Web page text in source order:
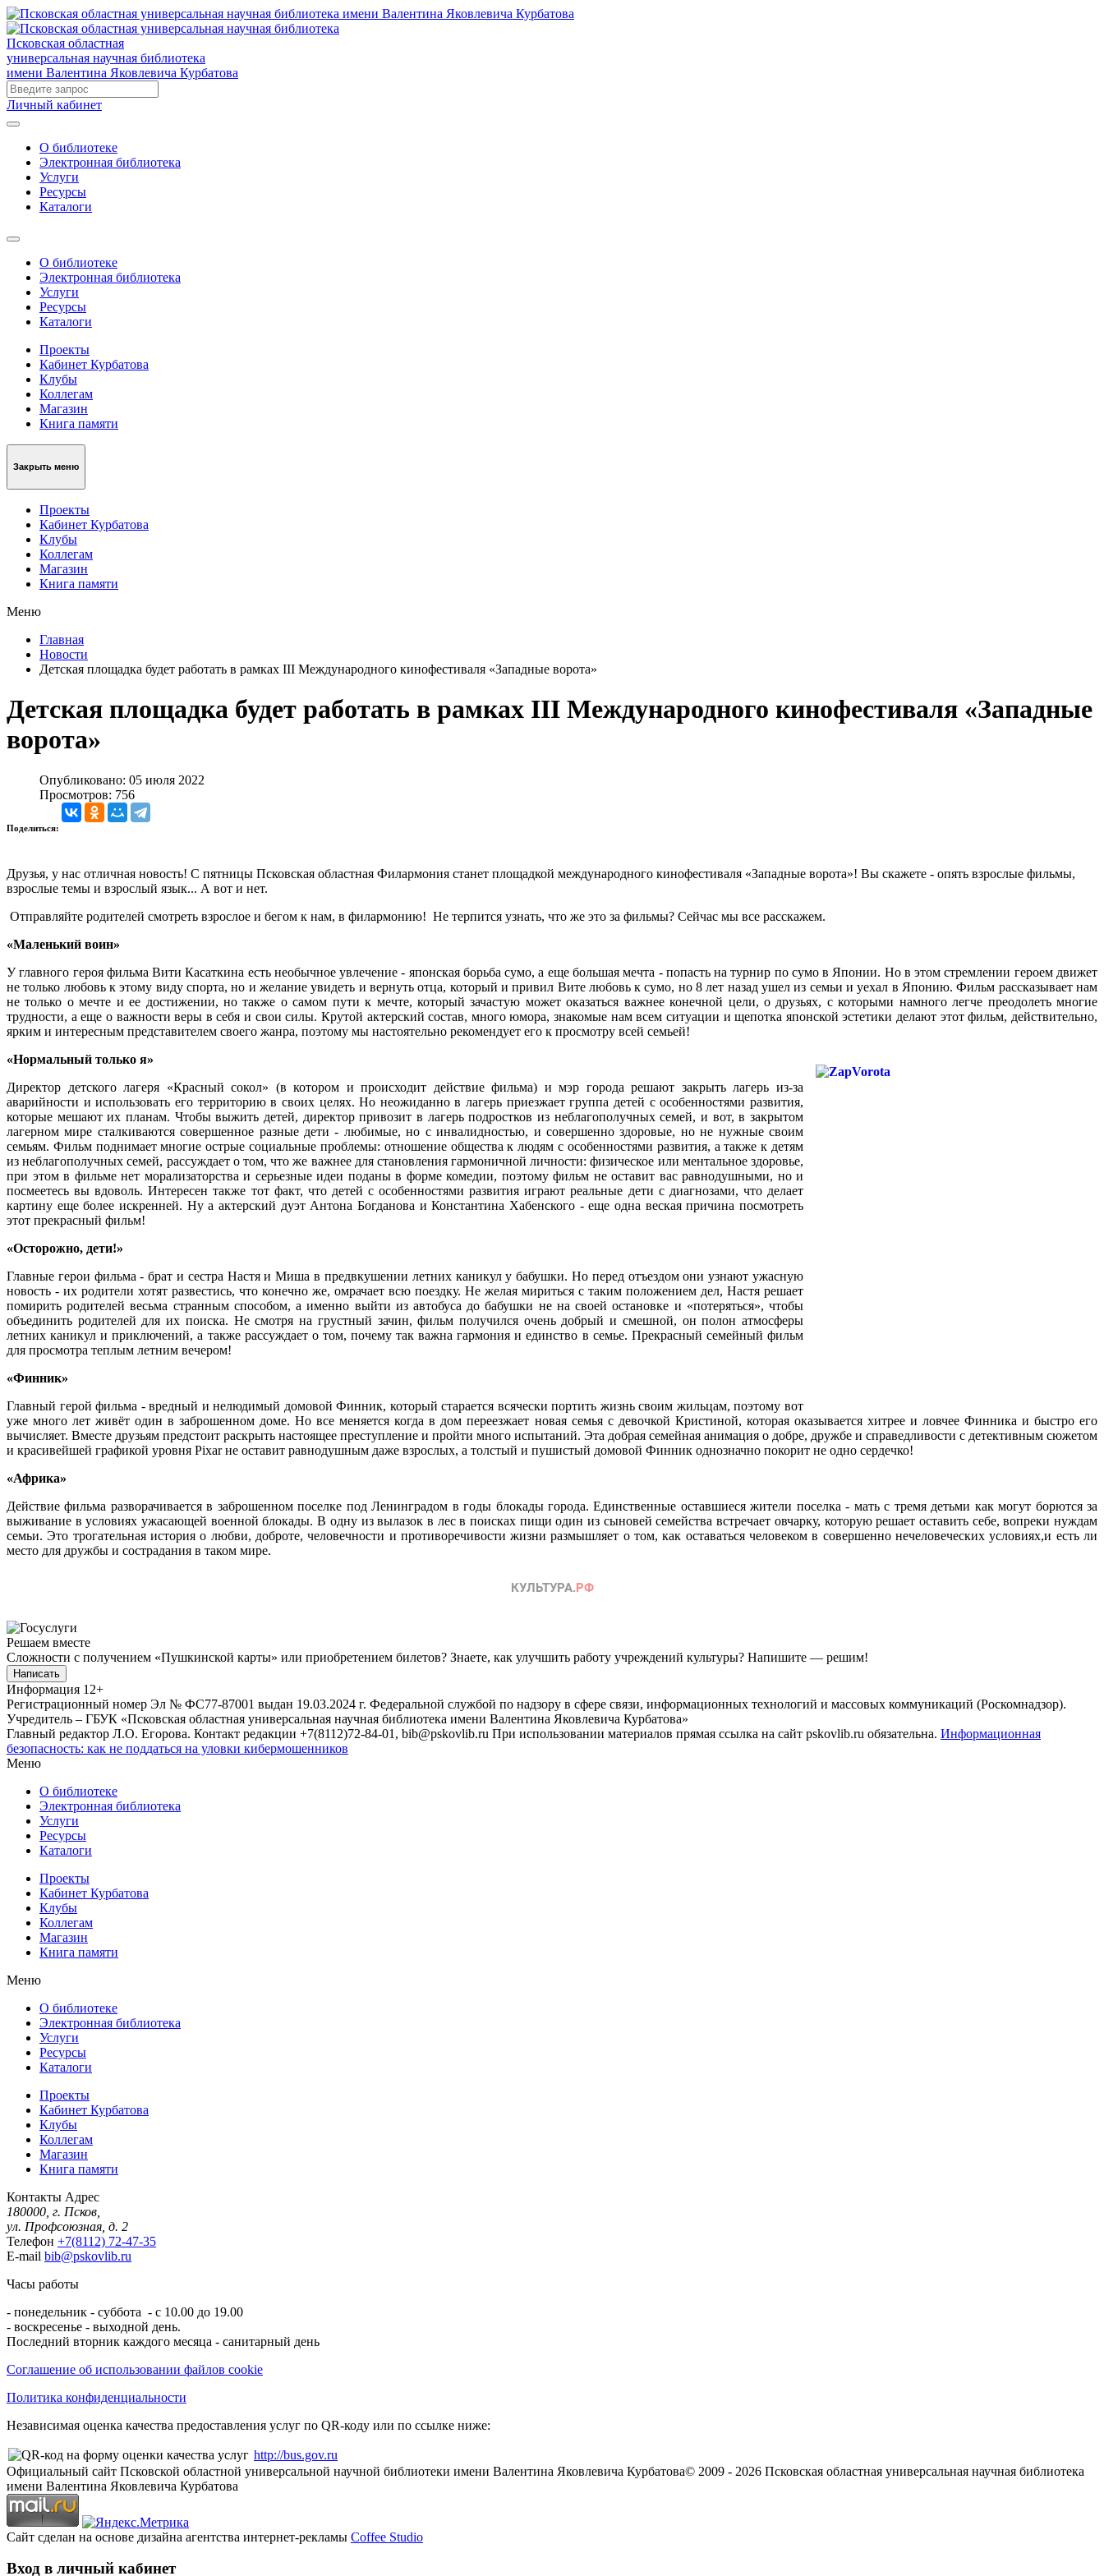
Псковская областная
универсальная научная библиотека
имени Валентина Яковлевича Курбатова
Личный кабинет
О библиотеке
Электронная библиотека
Услуги
Ресурсы
Каталоги
О библиотеке
Электронная библиотека
Услуги
Ресурсы
Каталоги
Проекты
Кабинет Курбатова
Клубы
Коллегам
Магазин
Книга памяти
Закрыть меню
Проекты
Кабинет Курбатова
Клубы
Коллегам
Магазин
Книга памяти
Меню
Главная
Новости
Детская площадка будет работать в рамках III Международного кинофестиваля «Западные ворота»
Детская площадка будет работать в рамках III Международного кинофестиваля «Западные
ворота»
Опубликовано: 05 июля 2022
Просмотров: 756
Поделиться:
Друзья, у нас отличная новость! С пятницы Псковская областная Филармония станет площадкой международного кинофестиваля «Западные ворота»! Вы скажете - опять взрослые фильмы,
взрослые темы и взрослый язык... А вот и нет.
Отправляйте родителей смотреть взрослое и бегом к нам, в филармонию! Не терпится узнать, что же это за фильмы? Сейчас мы все расскажем.
«Маленький воин»
У главного героя фильма Вити Касаткина есть необычное увлечение - японская борьба сумо, а еще большая мечта - попасть на турнир по сумо в Японии. Но в этом стремлении героем движет
не только любовь к этому виду спорта, но и желание увидеть и вернуть отца, который и привил Вите любовь к сумо, но 8 лет назад ушел из семьи и уехал в Японию. Фильм рассказывает нам
не только о мечте и ее достижении, но также о самом пути к мечте, который зачастую может оказаться важнее конечной цели, о друзьях, с которыми намного легче преодолеть многие
трудности, а еще о важности веры в себя и свои силы. Крутой актерский состав, много юмора, знакомые нам всем ситуации и щепотка японской эстетики делают этот фильм, действительно,
ярким и интересным представителем своего жанра, поэтому мы настоятельно рекомендует его к просмотру всей семьей!
«Нормальный только я»
Директор детского лагеря «Красный сокол» (в котором и происходит действие фильма) и мэр города решают закрыть лагерь из-за
аварийности и использовать его территорию в своих целях. Но неожиданно в лагерь приезжает группа детей с особенностями развития,
которые мешают их планам. Чтобы выжить детей, директор привозит в лагерь подростков из неблагополучных семей, и вот, в закрытом
лагерном мире сталкиваются совершенное разные дети - любимые, но с инвалидностью, и совершенно здоровые, но не нужные своим
семьям. Фильм поднимает многие острые социальные проблемы: отношение общества к людям с особенностями развития, а также к детям
из неблагополучных семей, рассуждает о том, что же важнее для становления гармоничной личности: физическое или ментальное здоровье,
при этом в фильме нет морализаторства и серьезные идеи поданы в форме комедии, поэтому фильм не оставит вас равнодушными, но и
посмеетесь вы вдоволь. Интересен также тот факт, что детей с особенностями развития играют реальные дети с диагнозами, что делает
картину еще более искренней. Ну а актерский дуэт Антона Богданова и Константина Хабенского - еще одна веская причина посмотреть
этот прекрасный фильм!
«Осторожно, дети!»
Главные герои фильма - брат и сестра Настя и Миша в предвкушении летних каникул у бабушки. Но перед отъездом они узнают ужасную
новость - их родители хотят развестись, что конечно же, омрачает всю поездку. Не желая мириться с таким положением дел, Настя решает
помирить родителей весьма странным способом, а именно выйти из автобуса до бабушки не на своей остановке и «потеряться», чтобы
объединить родителей для их поиска. Не смотря на грустный зачин, фильм получился очень добрый и смешной, он полон атмосферы
летних каникул и приключений, а также рассуждает о том, почему так важна гармония и единство в семье. Прекрасный семейный фильм
для просмотра теплым летним вечером!
«Финник»
Главный герой фильма - вредный и нелюдимый домовой Финник, который старается всячески портить жизнь своим жильцам, поэтому вот
уже много лет живёт один в заброшенном доме. Но все меняется когда в дом переезжает новая семья с девочкой Кристиной, которая оказывается хитрее и ловчее Финника и быстро его
вычисляет. Вместе друзьям предстоит раскрыть настоящее преступление и пройти много испытаний. Эта добрая семейная анимация о добре, дружбе и справедливости с детективным сюжетом
и красивейшей графикой уровня Pixar не оставит равнодушным даже взрослых, а толстый и пушистый домовой Финник однозначно покорит не одно сердечко!
«Африка»
Действие фильма разворачивается в заброшенном поселке под Ленинградом в годы блокады города. Единственные оставшиеся жители поселка - мать с тремя детьми как могут борются за
выживание в условиях ужасающей военной блокады. В одну из вылазок в лес в поисках пищи один из сыновей семейства встречает овчарку, которую решает оставить себе, вопреки нуждам
семьи. Это трогательная история о любви, доброте, человечности и противоречивости жизни размышляет о том, как оставаться человеком в совершенно нечеловеческих условиях,и есть ли
место для дружбы и сострадания в таком мире.
Решаем вместе
Сложности с получением «Пушкинской карты» или приобретением билетов? Знаете, как улучшить работу учреждений культуры? Напишите — решим!
Написать
Информация 12+
Регистрационный номер Эл № ФС77-87001 выдан 19.03.2024 г. Федеральной службой по надзору в сфере связи, информационных технологий и массовых коммуникаций (Роскомнадзор).
Учредитель – ГБУК «Псковская областная универсальная научная библиотека имени Валентина Яковлевича Курбатова»
Главный редактор Л.О. Егорова. Контакт редакции +7(8112)72-84-01, bib@pskovlib.ru При использовании материалов прямая ссылка на сайт pskovlib.ru обязательна. Информационная
безопасность: как не поддаться на уловки кибермошенников
Меню
О библиотеке
Электронная библиотека
Услуги
Ресурсы
Каталоги
Проекты
Кабинет Курбатова
Клубы
Коллегам
Магазин
Книга памяти
Меню
О библиотеке
Электронная библиотека
Услуги
Ресурсы
Каталоги
Проекты
Кабинет Курбатова
Клубы
Коллегам
Магазин
Книга памяти
Контакты Адрес
180000, г. Псков,
ул. Профсоюзная, д. 2
Телефон +7(8112) 72-47-35
E-mail bib@pskovlib.ru
Часы работы
- понедельник - суббота - с 10.00 до 19.00
- воскресенье - выходной день.
Последний вторник каждого месяца - санитарный день
Соглашение об использовании файлов cookie
Политика конфиденциальности
Независимая оценка качества предоставления услуг по QR-коду или по ссылке ниже:
http://bus.gov.ru
Официальный сайт Псковской областной универсальной научной библиотеки имени Валентина Яковлевича Курбатова© 2009 - 2026 Псковская областная универсальная научная библиотека
имени Валентина Яковлевича Курбатова
Сайт сделан на основе дизайна агентства интернет-рекламы Coffee Studio
Вход в личный кабинет